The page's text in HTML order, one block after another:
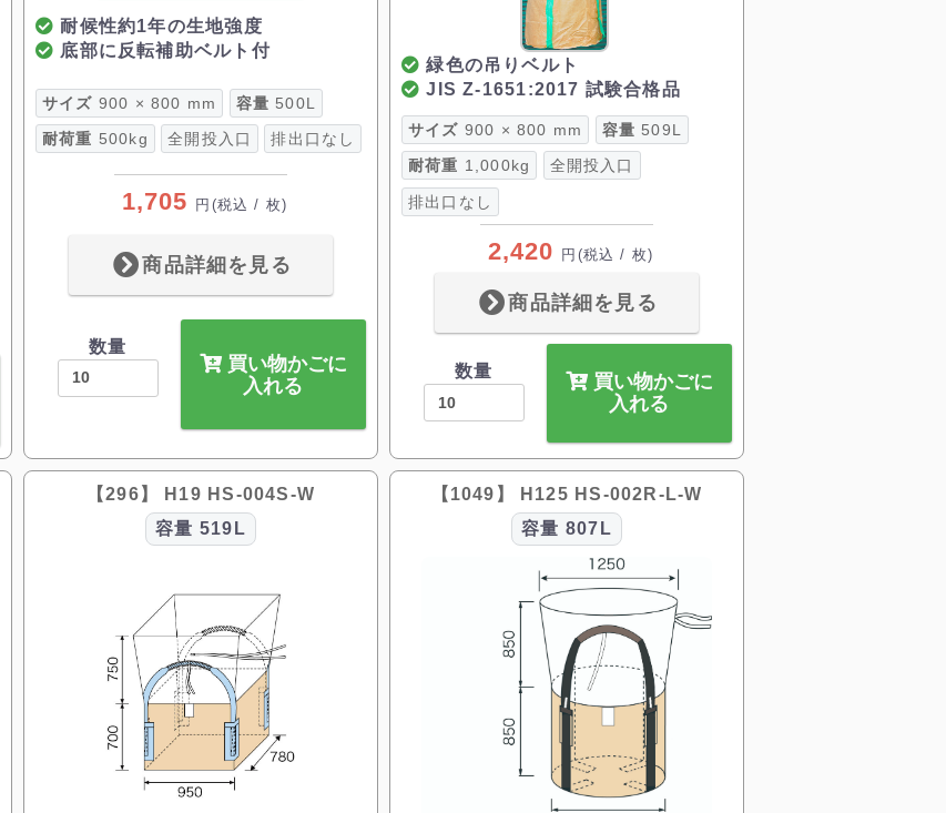
耐候性約1年の生地強度
底部に反転補助ベルト付
サイズ 900 × 800 mm 容量 500L
耐荷重 500kg 全開投入口 排出口なし
1,705 円 (税込 / 枚)
商品詳細を見る
数量
買い物かごに
入れる
緑色の吊りベルト
JIS Z-1651:2017 試験合格品
サイズ 900 × 800 mm 容量 509L
耐荷重 1,000kg 全開投入口
排出口なし
2,420 円 (税込 / 枚)
商品詳細を見る
数量
買い物かごに
入れる
【296】 H19 HS-004S-W
容量 519L
【1049】 H125 HS-002R-L-W
容量 807L